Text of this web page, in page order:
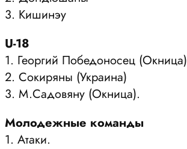
3. Кишинэу
U-18
1. Георгий Победоносец (Окница)
2. Сокиряны (Украина)
3. М.Садовяну (Окница).
Молодежные команды
1. Атаки.